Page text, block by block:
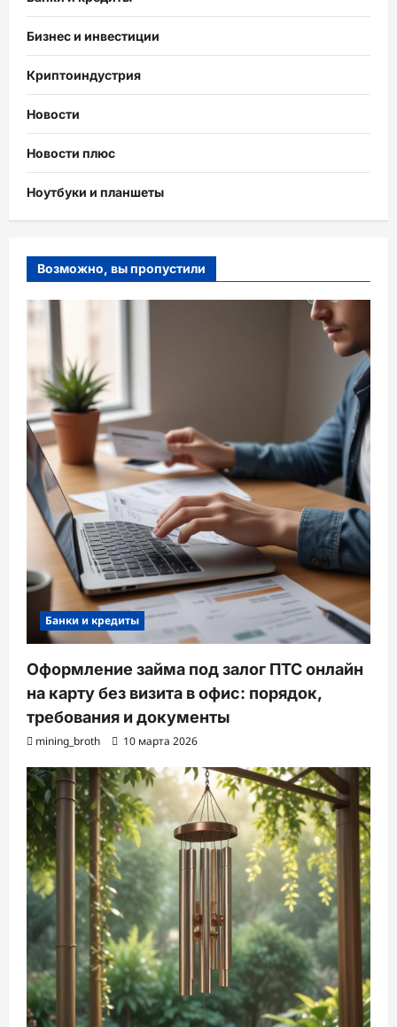
Бизнес и инвестиции
Криптоиндустрия
Новости
Новости плюс
Ноутбуки и планшеты
Возможно, вы пропустили
Банки и кредиты
Оформление займа под залог ПТС онлайн
на карту без визита в офис: порядок,
требования и документы
mining_broth 10 марта 2026